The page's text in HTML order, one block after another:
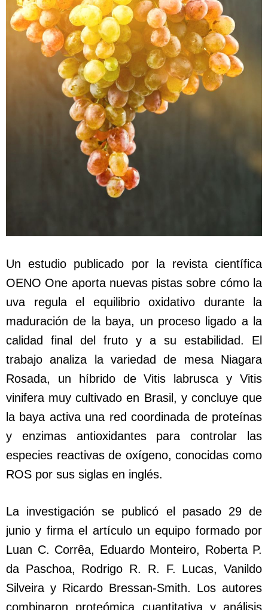
Un estudio publicado por la revista científica
OENO One aporta nuevas pistas sobre cómo la
uva regula el equilibrio oxidativo durante la
maduración de la baya, un proceso ligado a la
calidad final del fruto y a su estabilidad. El
trabajo analiza la variedad de mesa Niagara
Rosada, un híbrido de Vitis labrusca y Vitis
vinifera muy cultivado en Brasil, y concluye que
la baya activa una red coordinada de proteínas
y enzimas antioxidantes para controlar las
especies reactivas de oxígeno, conocidas como
ROS por sus siglas en inglés.
La investigación se publicó el pasado 29 de
junio y firma el artículo un equipo formado por
Luan C. Corrêa, Eduardo Monteiro, Roberta P.
da Paschoa, Rodrigo R. R. F. Lucas, Vanildo
Silveira y Ricardo Bressan-Smith. Los autores
combinaron proteómica cuantitativa y análisis